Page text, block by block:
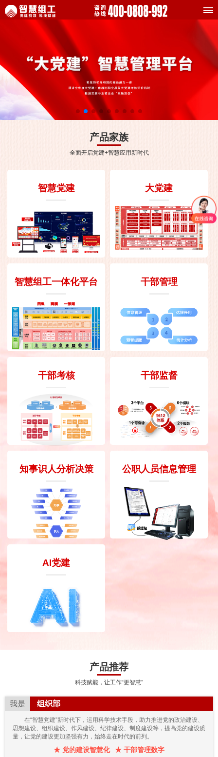
产品家族
全面开启党建+智慧应用新时代
智慧党建 大党建
智慧组工一体化平台 干部管理
干部考核 干部监督
知事识人分析决策 公职人员信息管理
AI党建
产品推荐
科技赋能，让工作“更智慧”
我是 组织部
在“智慧党建”新时代下，运用科学技术手段，助力推进党的政治建设、
思想建设、组织建设、作风建设、纪律建设、制度建设等，提高党的建设质
量，让党的建设更加坚强有力，始终走在时代的前列。
★ 党的建设智慧化 ★ 干部管理数字